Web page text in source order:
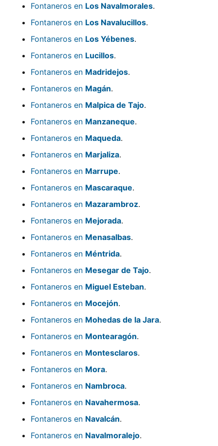
Fontaneros en Los Navalmorales.
Fontaneros en Los Navalucillos.
Fontaneros en Los Yébenes.
Fontaneros en Lucillos.
Fontaneros en Madridejos.
Fontaneros en Magán.
Fontaneros en Malpica de Tajo.
Fontaneros en Manzaneque.
Fontaneros en Maqueda.
Fontaneros en Marjaliza.
Fontaneros en Marrupe.
Fontaneros en Mascaraque.
Fontaneros en Mazarambroz.
Fontaneros en Mejorada.
Fontaneros en Menasalbas.
Fontaneros en Méntrida.
Fontaneros en Mesegar de Tajo.
Fontaneros en Miguel Esteban.
Fontaneros en Mocejón.
Fontaneros en Mohedas de la Jara.
Fontaneros en Montearagón.
Fontaneros en Montesclaros.
Fontaneros en Mora.
Fontaneros en Nambroca.
Fontaneros en Navahermosa.
Fontaneros en Navalcán.
Fontaneros en Navalmoralejo.